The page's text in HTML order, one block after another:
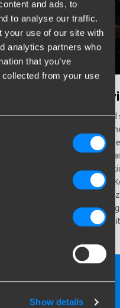
and ads, to
to analyse our traffic.
your use of our site with
analytics partners who
that you’ve
collected from your use
Show details
sind unsere
klaren
Wir sind
im
um auf
Kosten